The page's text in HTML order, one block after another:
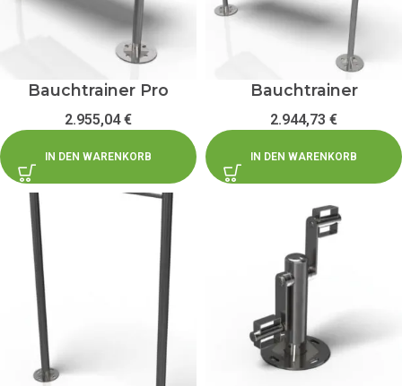
Bauchtrainer Pro
2.955,04€
IN DEN WARENKORB
Bauchtrainer
2.944,73 €
IN DEN WARENKORB